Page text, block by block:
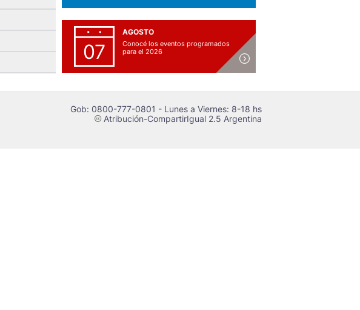
07
AGOSTO
Conocé los eventos programados
para el 2026
Gob: 0800-777-0801 - Lunes a Viernes: 8-18 hs
cAtribución-CompartirIgual 2.5 Argentina